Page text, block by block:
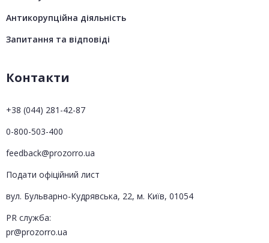
Антикорупційна діяльність
Запитання та відповіді
Контакти
+38 (044) 281-42-87
0-800-503-400
feedback@prozorro.ua
Подати офіційний лист
вул. Бульварно-Кудрявська, 22, м. Київ, 01054
PR служба:
pr@prozorro.ua